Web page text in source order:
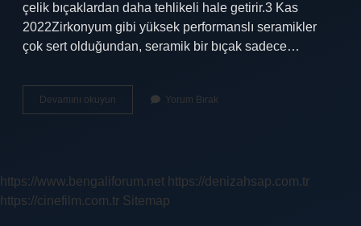
çelik bıçaklardan daha tehlikeli hale getirir.3 Kas
2022Zirkonyum gibi yüksek performanslı seramikler
çok sert olduğundan, seramik bir bıçak sadece…
Devamını okuyun
Hangi
Yorum Bırak
https://www.bengaliforum.net https://denizahsap.com.tr
https://cinefilm.com.tr Sitemap